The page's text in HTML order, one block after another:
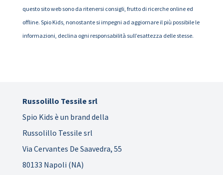
questo sito web sono da ritenersi consigli, frutto di ricerche online ed
offline. Spio Kids, nonostante si impegni ad aggiornare il più possibile le
informazioni, declina ogni responsabilità sull’esattezza delle stesse.
Russolillo Tessile srl
Spio Kids è un brand della
Russolillo Tessile srl
Via Cervantes De Saavedra, 55
80133 Napoli (NA)